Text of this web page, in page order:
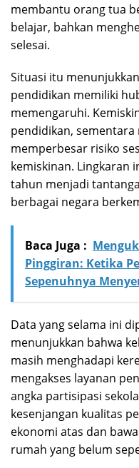
membantu orang tua
belajar, bahkan
selesai.
Situasi itu
pendidikan memiliki
memengaruhi.
pendidikan,
memperbesar risiko
kemiskinan. Lingkaran
tahun menjadi
berbagai negara
Baca Juga :
Pinggiran: Ketika
Sepenuhnya
Data yang selama ini
menunjukkan bahwa
masih menghadapi
mengakses layanan
angka partisipasi
kesenjangan kualitas
ekonomi atas dan
rumah yang belum